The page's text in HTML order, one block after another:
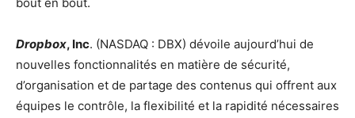
Dropbox, Inc. (NASDAQ : DBX) dévoile aujourd’hui de
nouvelles fonctionnalités en matière de sécurité,
d’organisation et de partage des contenus qui offrent aux
équipes le contrôle, la flexibilité et la rapidité nécessaires